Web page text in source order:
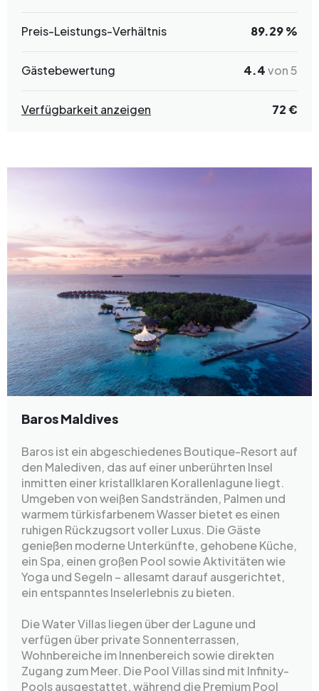
Preis-Leistungs-Verhältnis 89.29 %
Gästebewertung 4.4von 5
Verfügbarkeit anzeigen 72 €
Baros Maldives
Baros ist ein abgeschiedenes Boutique-Resort auf
den Malediven, das auf einer unberührten Insel
inmitten einer kristallklaren Korallenlagune liegt.
Umgeben von weißen Sandstränden, Palmen und
warmem türkisfarbenem Wasser bietet es einen
ruhigen Rückzugsort voller Luxus. Die Gäste
genießen moderne Unterkünfte, gehobene Küche,
ein Spa, einen großen Pool sowie Aktivitäten wie
Yoga und Segeln – allesamt darauf ausgerichtet,
ein entspanntes Inselerlebnis zu bieten.
Die Water Villas liegen über der Lagune und
verfügen über private Sonnenterrassen,
Wohnbereiche im Innenbereich sowie direkten
Zugang zum Meer. Die Pool Villas sind mit Infinity-
Pools ausgestattet, während die Premium Pool